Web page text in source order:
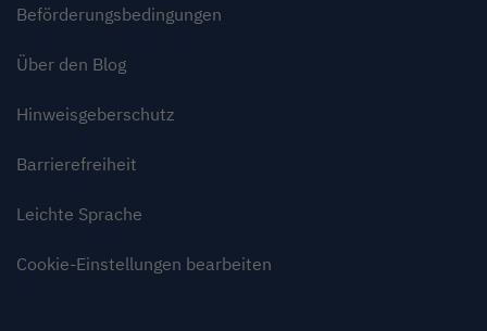
Beförderungsbedingungen
Über den Blog
Hinweisgeberschutz
Barrierefreiheit
Leichte Sprache
Cookie-Einstellungen bearbeiten